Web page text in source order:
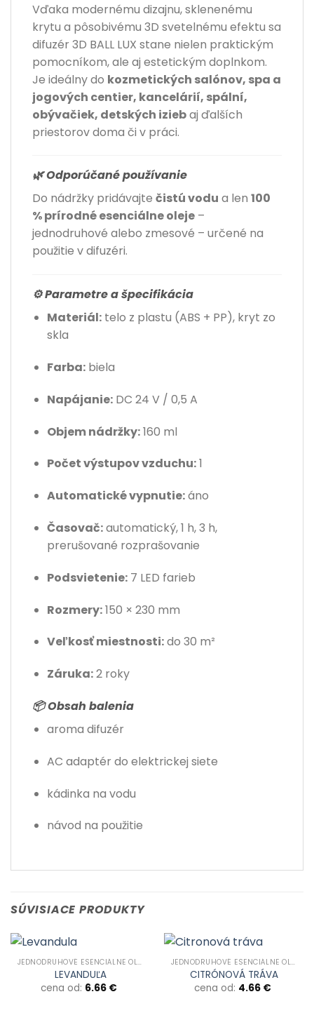
Vďaka modernému dizajnu, sklenenému
krytu a pôsobivému 3D svetelnému efektu sa
difuzér 3D BALL LUX stane nielen praktickým
pomocníkom, ale aj estetickým doplnkom.
Je ideálny do kozmetických salónov, spa a
jogových centier, kancelárií, spální,
obývačiek, detských iziebaj ďalších
priestorov doma či v práci.
🌿 Odporúčané používanie
Do nádržky pridávajte čistú vodu a len 100
% prírodné esenciálne oleje –
jednodruhové alebo zmesové – určené na
použitie v difuzéri.
⚙️ Parametre a špecifikácia
Materiál:telo z plastu (ABS + PP), kryt zo
skla
Farba:biela
Napájanie:DC 24 V / 0,5 A
Objem nádržky:160 ml
Počet výstupov vzduchu:1
Automatické vypnutie:áno
Časovač:automatický, 1 h, 3 h,
prerušované rozprašovanie
Podsvietenie:7 LED farieb
Rozmery:150 × 230 mm
Veľkosť miestnosti:do 30 m²
Záruka:2 roky
📦 Obsah balenia
aroma difuzér
AC adaptér do elektrickej siete
kádinka na vodu
návod na použitie
SÚVISIACE PRODUKTY
JEDNODRUHOVÉ ESENCIÁLNE OLEJE
LEVANDUĽA
cena od: 6.66 €
JEDNODRUHOVÉ ESENCIÁLNE OLEJE
CITRÓNOVÁ TRÁVA
cena od: 4.66 €